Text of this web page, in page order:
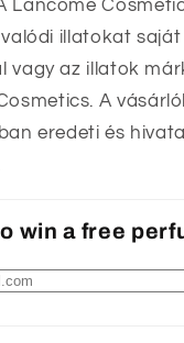
Lancome
illatokat
vagy az illatok
A
eredeti és
win a free